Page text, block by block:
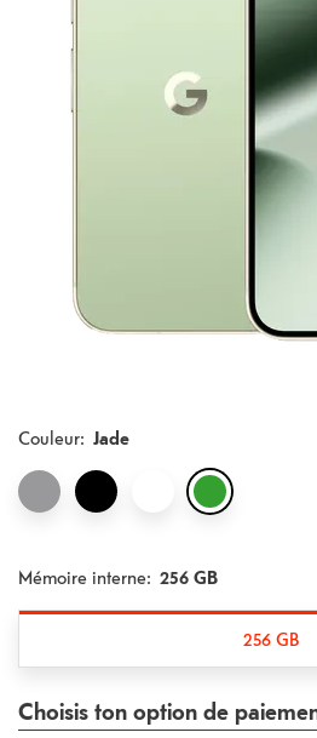
Couleur: Jade
Mémoire interne: 256 GB
256 GB
Choisis ton option de